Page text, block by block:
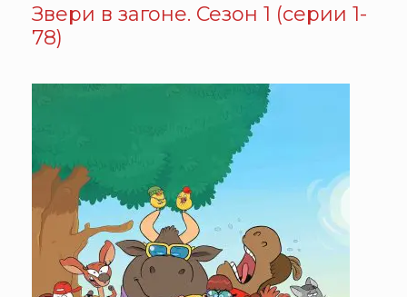
Звери в загоне. Сезон 1 (серии 1-
78)